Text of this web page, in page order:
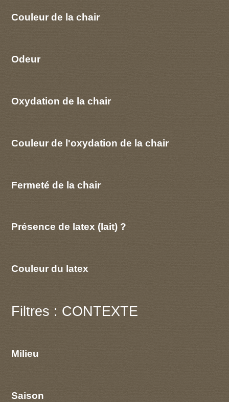
Couleur de la chair
Odeur
Oxydation de la chair
Couleur de l'oxydation de la chair
Fermeté de la chair
Présence de latex (lait) ?
Couleur du latex
Filtres : CONTEXTE
Milieu
Saison